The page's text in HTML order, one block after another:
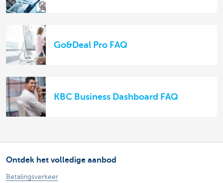
Go&Deal Pro FAQ
KBC Business Dashboard FAQ
Ontdek het volledige aanbod
Betalingsverkeer